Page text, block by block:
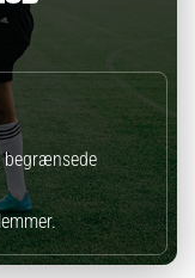
begrænsede